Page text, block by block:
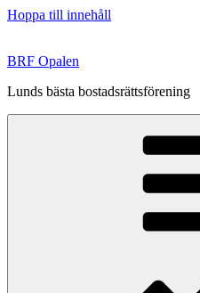
Hoppa till innehåll
BRF Opalen
Lunds bästa bostadsrättsförening